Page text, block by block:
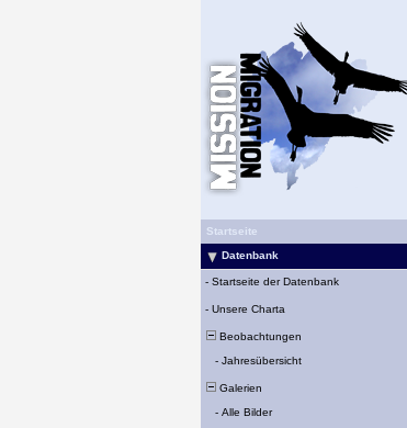
Startseite
Datenbank
- Startseite der Datenbank
- Unsere Charta
Beobachtungen
- Jahresübersicht
Galerien
- Alle Bilder